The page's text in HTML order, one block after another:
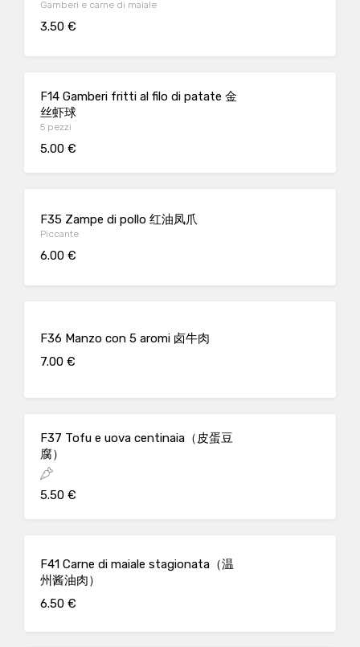
Gamberi e carne di maiale
3.50 €
F14 Gamberi fritti al filo di patate 金
丝虾球
5 pezzi
5.00 €
F35 Zampe di pollo 红油凤爪
Piccante
6.00 €
F36 Manzo con 5 aromi 卤牛肉
7.00 €
F37 Tofu e uova centinaia（皮蛋豆
腐）
5.50 €
F41 Carne di maiale stagionata（温
州酱油肉）
6.50 €